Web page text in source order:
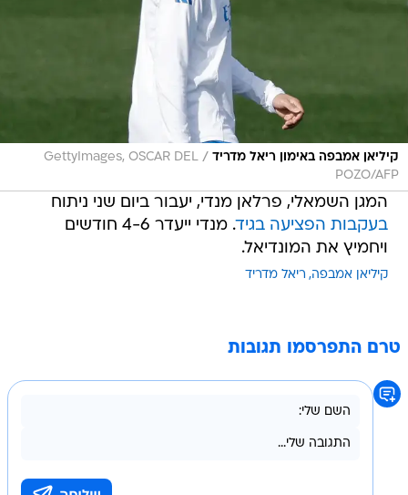
קיליאן אמבפה באימון ריאל מדריד /
GettyImages, OSCAR DEL
POZO/AFP
המגן השמאלי, פרלאן מנדי, יעבור ביום שני ניתוח
בעקבות הפציעה בגיד
. מנדי ייעדר 4-6 חודשים
ויחמיץ את המונדיאל.
קיליאן אמבפה ריאל מדריד
טרם התפרסמו תגובות